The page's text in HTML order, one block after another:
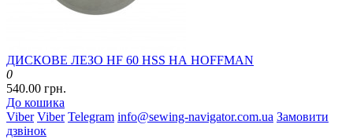
ДИСКОВЕ ЛЕЗО HF 60 HSS НА HOFFMAN
0
540.00 грн.
До кошика
Viber Viber Telegram info@sewing-navigator.com.ua Замовити
дзвінок